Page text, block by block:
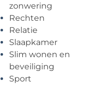
zonwering
Rechten
Relatie
Slaapkamer
Slim wonen en
beveiliging
Sport